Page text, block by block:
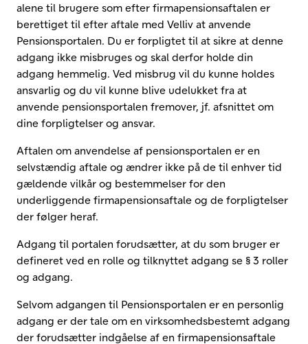
alene til brugere som efter firmapensionsaftalen er
berettiget til efter aftale med Velliv at anvende
Pensionsportalen. Du er forpligtet til at sikre at denne
adgang ikke misbruges og skal derfor holde din
adgang hemmelig. Ved misbrug vil du kunne holdes
ansvarlig og du vil kunne blive udelukket fra at
anvende pensionsportalen fremover, jf. afsnittet om
dine forpligtelser og ansvar.
Aftalen om anvendelse af pensionsportalen er en
selvstændig aftale og ændrer ikke på de til enhver tid
gældende vilkår og bestemmelser for den
underliggende firmapensionsaftale og de forpligtelser
der følger heraf.
Adgang til portalen forudsætter, at du som bruger er
defineret ved en rolle og tilknyttet adgang se § 3 roller
og adgang.
Selvom adgangen til Pensionsportalen er en personlig
adgang er der tale om en virksomhedsbestemt adgang
der forudsætter indgåelse af en firmapensionsaftale